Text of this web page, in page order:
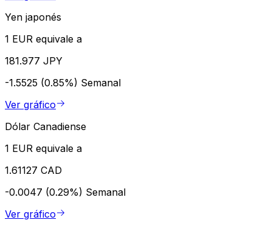
Yen japonés
1 EUR equivale a
181.977 JPY
-1.5525 (0.85%) Semanal
Ver gráfico
Dólar Canadiense
1 EUR equivale a
1.61127 CAD
-0.0047 (0.29%) Semanal
Ver gráfico